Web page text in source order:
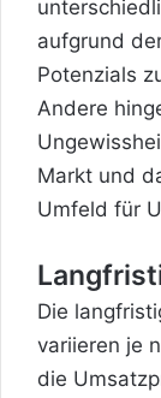
aufgrund
Potenzials
Andere
Markt und
Umfeld für
Die
variieren je
die